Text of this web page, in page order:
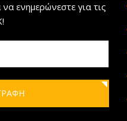
ενημερώνεστε για τις